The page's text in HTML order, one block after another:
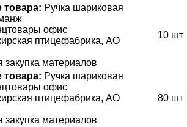
товара: Ручка шариковая
офис
птицефабрика, АО
закупка материалов
10 шт
товара: Ручка шариковая
офис
птицефабрика, АО
закупка материалов
80 шт